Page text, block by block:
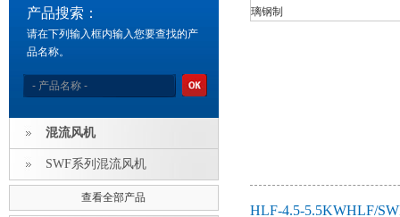
产品搜索：
请在下列输入框内输入您要查找的产
品名称。
混流风机
SWF系列混流风机
查看全部产品
HLF-4.5-5.5KWHLF/